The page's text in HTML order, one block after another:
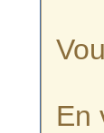
En